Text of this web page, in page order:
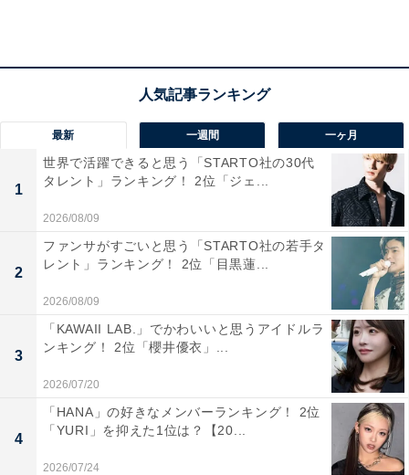
を始めました。仕事柄飲み会などお酒の付き合いが多い
のですが、極力行かないようにしています。また格安ス
マホを使うことで年間の固定費を見直しました」と答え
てくれました。
【おすすめ記事】
「手取り15万円」できついと思うこと 2位「貯金がで
きない」、1位は？
・
年収400万では将来が不安？ 20代男性「自販機より水
筒、エアコンよりサーキュレーター」
・
手取り13万円以下の40代女性「出費が増えるから友達を
最新 一週間 一ヶ月
1
世界で活躍できると思う「STARTO社の30代
タレント」ランキング！ 2位「ジェ...
2026/08/09
2
ファンサがすごいと思う「STARTO社の若手タ
レント」ランキング！ 2位「目黒蓮...
2026/08/09
3
「KAWAII LAB.」でかわいいと思うアイドルラ
ンキング！ 2位「櫻井優衣」...
2026/07/20
4
「HANA」の好きなメンバーランキング！ 2位
「YURI」を抑えた1位は？【20...
2026/07/24